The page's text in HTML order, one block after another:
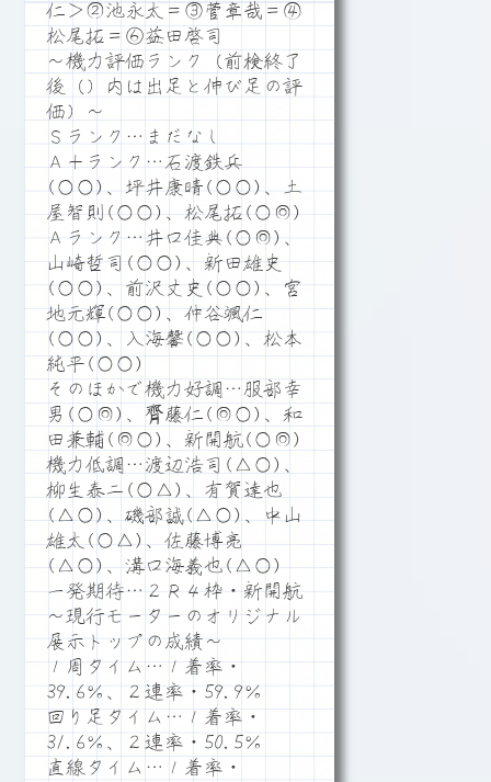
仁＞②池永太＝③菅章哉＝④
松尾拓＝⑥益田啓司
～機力評価ランク（前検終了
後（）内は出足と伸び足の評
価）～
Ｓランク…まだなし
Ａ＋ランク…石渡鉄兵
(○○)、坪井康晴(○○)、土
屋智則(○○)、松尾拓(○◎)
Ａランク…井口佳典(○◎)、
山崎哲司(○○)、新田雄史
(○○)、前沢丈史(○○)、宮
地元輝(○○)、仲谷颯仁
(○○)、入海馨(○○)、松本
純平(○○)
そのほかで機力好調…服部幸
男(○◎)、齊藤仁(◎○)、和
田兼輔(◎○)、新開航(○◎)
機力低調…渡辺浩司(△○)、
柳生泰二(○△)、有賀達也
(△○)、磯部誠(△○)、中山
雄太(○△)、佐藤博亮
(△○)、溝口海義也(△○)
一発期待…２Ｒ４枠・新開航
～現行モーターのオリジナル
展示トップの成績～
１周タイム…１着率・
39.6％、２連率・59.9％
回り足タイム…１着率・
31.6％、２連率・50.5％
直線タイム…１着率・